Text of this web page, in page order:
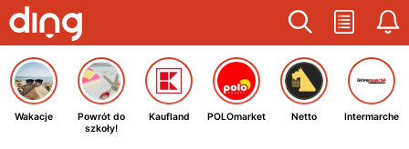
Wakacje
Powrót do
szkoły!
Kaufland POLOmarket Netto Intermarche